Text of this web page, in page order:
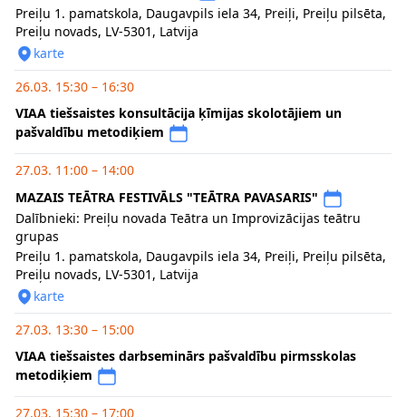
Preiļu 1. pamatskola, Daugavpils iela 34, Preiļi, Preiļu pilsēta,
Preiļu novads, LV-5301, Latvija
karte
26.03. 15:30 – 16:30
VIAA tiešsaistes konsultācija ķīmijas skolotājiem un
pašvaldību metodiķiem
27.03. 11:00 – 14:00
MAZAIS TEĀTRA FESTIVĀLS "TEĀTRA PAVASARIS"
Dalībnieki: Preiļu novada Teātra un Improvizācijas teātru
grupas
Preiļu 1. pamatskola, Daugavpils iela 34, Preiļi, Preiļu pilsēta,
Preiļu novads, LV-5301, Latvija
karte
27.03. 13:30 – 15:00
VIAA tiešsaistes darbseminārs pašvaldību pirmsskolas
metodiķiem
27.03. 15:30 – 17:00